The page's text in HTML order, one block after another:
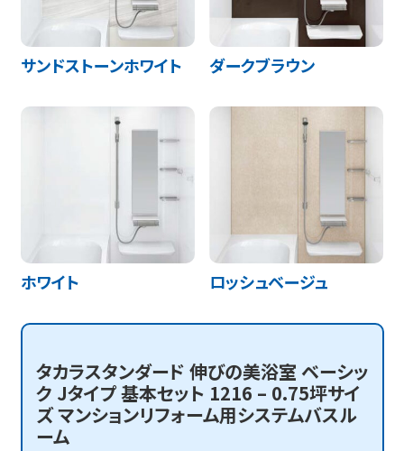
サンドストーンホワイト ダークブラウン
ホワイト ロッシュベージュ
タカラスタンダード 伸びの美浴室 ベーシッ
ク Jタイプ 基本セット 1216 – 0.75坪サイ
ズ マンションリフォーム用システムバスル
ーム